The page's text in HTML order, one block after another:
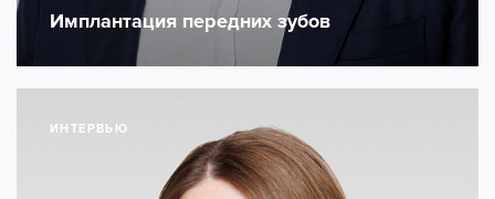
Имплантация передних зубов
ИНТЕРВЬЮ